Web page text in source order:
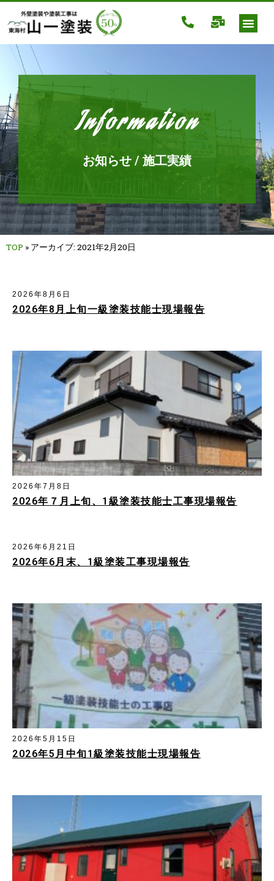
Information
お知らせ / 施工実績
TOP » アーカイブ: 2021年2月20日
2026年8月上旬一級塗装技能士現場報告
2026年8月6日
2026年７月上旬、1級塗装技能士工事現場報告
2026年7月8日
2026年6月末、1級塗装工事現場報告
2026年6月21日
2026年5月中旬1級塗装技能士現場報告
2026年5月15日